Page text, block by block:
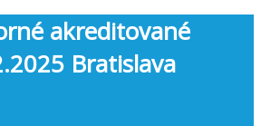
akreditované
Bratislava